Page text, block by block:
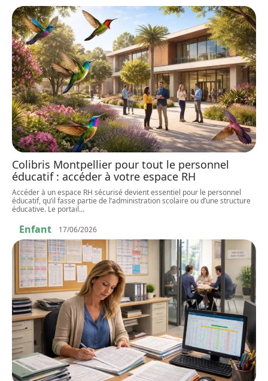
Colibris Montpellier pour tout le personnel
éducatif : accéder à votre espace RH
Accéder à un espace RH sécurisé devient essentiel pour le personnel
éducatif, qu’il fasse partie de l’administration scolaire ou d’une structure
éducative. Le portail…
Enfant 17/06/2026